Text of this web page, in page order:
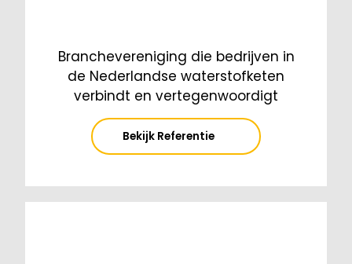
Branchevereniging die bedrijven in
de Nederlandse waterstofketen
verbindt en vertegenwoordigt
Bekijk Referentie